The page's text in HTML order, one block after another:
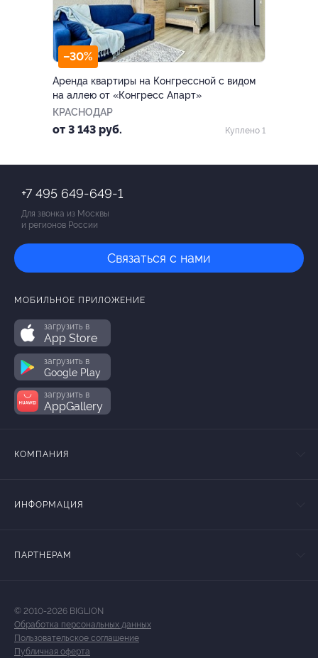
–30%
Аренда квартиры на Конгрессной с видом
на аллею от «Конгресс Апарт»
КРАСНОДАР
от 3 143 руб. Куплено 1
+7 495 649-649-1
Для звонка из Москвы
и регионов России
Связаться с нами
МОБИЛЬНОЕ ПРИЛОЖЕНИЕ
загрузить в
App Store
загрузить в
Google Play
загрузить в
AppGallery
КОМПАНИЯ
ИНФОРМАЦИЯ
ПАРТНЕРАМ
© 2010-2026 BIGLION
Обработка персональных данных
Пользовательское соглашение
Публичная оферта